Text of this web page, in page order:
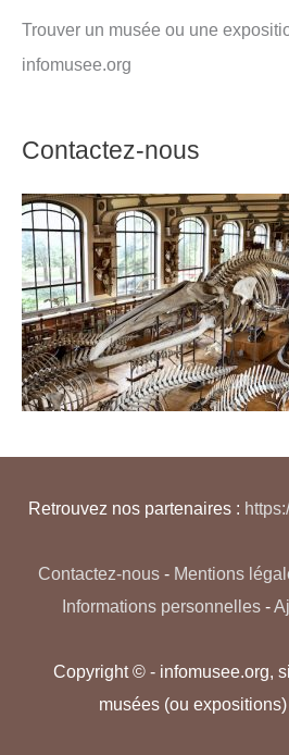
Trouver un musée ou une
infomusee.org
Contactez-nous
Retrouvez nos partenaires :
Contactez-nous- Mentions
Informations personnelles -
Copyright © - infomusee.org,
musées (ou